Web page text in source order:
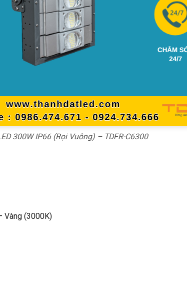
300W IP66 (Rọi Vuông) – TDFR-C6300
Vàng (3000K)